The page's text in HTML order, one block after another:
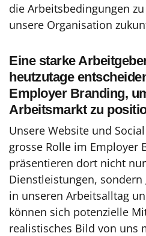
die Arbeitsbedingungen
unsere Organisation
Eine starke
heutzutage
Employer Branding,
Arbeitsmarkt zu
Unsere Website und
grosse Rolle im Employer
präsentieren dort nicht
Dienstleistungen,
in unseren Arbeitsalltag
können sich potenzielle
realistisches Bild von uns